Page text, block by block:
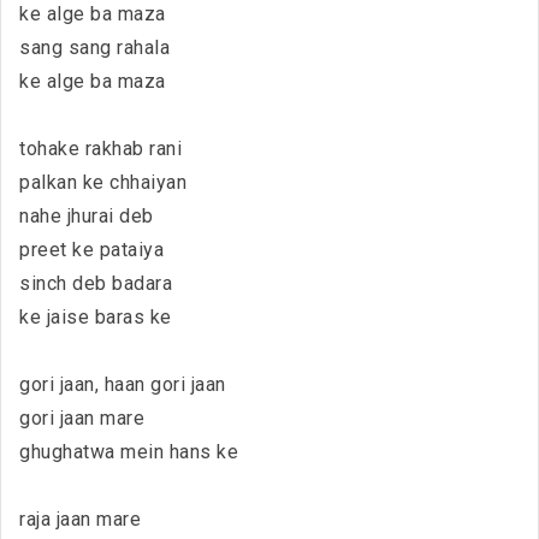
ke alge ba maza
sang sang rahala
ke alge ba maza
tohake rakhab rani
palkan ke chhaiyan
nahe jhurai deb
preet ke pataiya
sinch deb badara
ke jaise baras ke
gori jaan, haan gori jaan
gori jaan mare
ghughatwa mein hans ke
raja jaan mare